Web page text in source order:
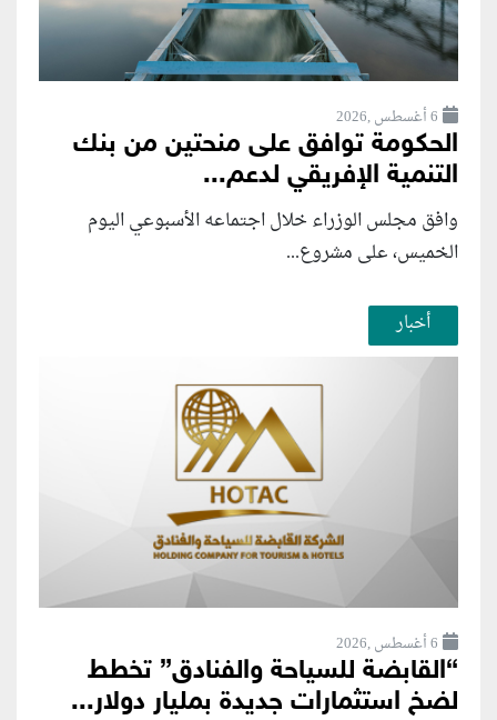
6 أغسطس ,2026
الحكومة توافق على منحتين من بنك
التنمية الإفريقي لدعم...
وافق مجلس الوزراء خلال اجتماعه الأسبوعي اليوم
الخميس، على مشروع...
أخبار
6 أغسطس ,2026
“القابضة للسياحة والفنادق” تخطط
لضخ استثمارات جديدة بمليار دولار...